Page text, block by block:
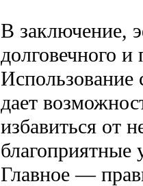
В заключение,
долговечного
Использование
дает
избавиться от
благоприятные
Главное —